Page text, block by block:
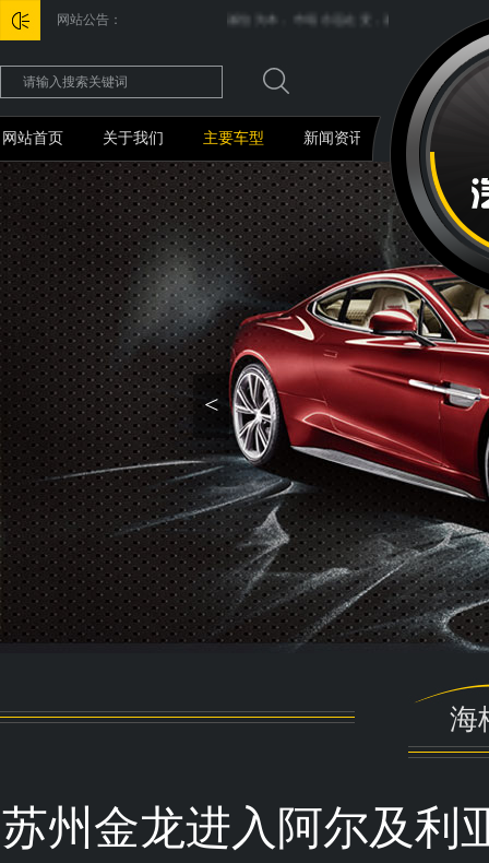
网站公告： 诚信为本，市场永远在变，诚信永远不变
网站首页 关于我们 主要车型 新闻资讯
<
海
苏州金龙进入阿尔及利